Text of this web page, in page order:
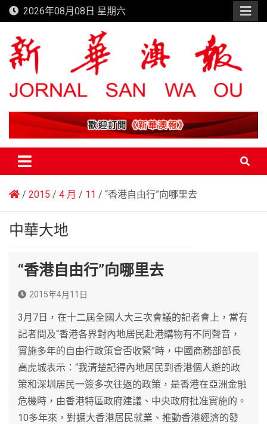
Skip
to
content
2026年08月08日 星期六
新華澳報
2015 4 月 11 “香港自由行”向哪里去
中華大地
“香港自由行”向哪里去
2015年4月11日
3月7日，在十二屆全國人大三次會議的記者會上，當有
記者問及“香港各界對內地居民赴港購物有不同聲音，
實施多年的自由行政策會否收緊”時，中國商務部部長
高虎城表示：“我清楚記得內地居民到香港個人遊的政
策和深圳居民一簽多次往返的政策，是香港在亞洲金融
危機時，由香港特區政府建議、中央政府批准實施的。
10多年來，對擴大香港居民就業、推動香港經濟的發